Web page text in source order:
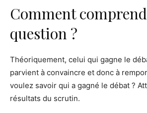
Comment
question ?
Théoriquement, celui qui gagne le
parvient à convaincre et donc à
voulez savoir qui a gagné le débat ?
résultats du scrutin.